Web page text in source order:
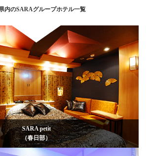
内のSARAグループホテル一覧
SARA petit
（春日部）